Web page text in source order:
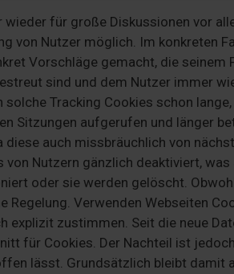
für große Diskussionen vor
von Nutzer möglich. Im konkreten
Vorschläge gemacht, die seinem
sind und dem Nutzer immer
Tracking Cookies schon
Sitzungen aufgerufen und länger
auch missbräuchlich von
Nutzern gänzlich deaktiviert,
oder sie werden gelöscht.
Verwenden Webseiten
explizit zustimmen. Seit die neue
für Cookies. Der Nachteil ist
lässt. Grundsätzlich bleibt damit